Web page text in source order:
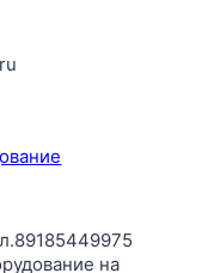
на